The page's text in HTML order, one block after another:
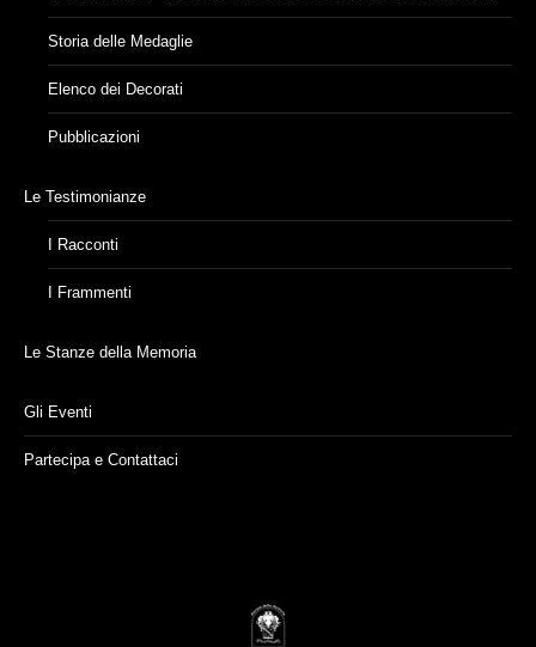
Storia delle Medaglie
Elenco dei Decorati
Pubblicazioni
Le Testimonianze
I Racconti
I Frammenti
Le Stanze della Memoria
Gli Eventi
Partecipa e Contattaci